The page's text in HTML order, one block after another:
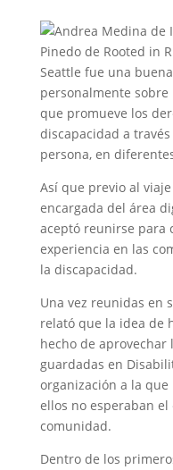
Seattle fue una
personalmente sobre
que promueve los
discapacidad a
persona, en
Así que previo al
encargada del área
aceptó reunirse para
experiencia en las
la discapacidad.
Una vez reunidas en
relató que la idea de
hecho de aprovechar
guardadas en
organización a la
ellos no esperaban
comunidad.
Dentro de los